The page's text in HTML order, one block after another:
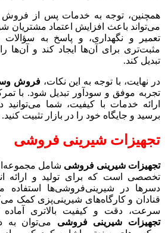
همچنین، توجه به خدمات پس از فروش
می‌تواند باعث افزایش اعتماد مشتریان
تعمیر و نگهداری، و پاسخ به سؤالات
مثبت‌تری برای آن‌ها ایجاد کند و آن‌ها
تبدیل کند.
در نهایت، با توجه به این نکات،فروش
تجربه موفق و سودآور تبدیل شود. با
ارائه خدمات با کیفیت، شما
برسید و جایگاه خود را در بازار تثبیت کنید.
تجهیزات شیرینی فروشی
تجهیزات شیرینی فروشی شامل
تخصصی است که برای تولید و ارائه
دسرها در شیرینی‌فروشی‌ها استفاده
قنادان و کارگاه‌های شیرینی‌پزی کمک
سرعت، دقت و کیفیت بالاتری آماده
تجهیزات شیرینی فروشی می‌توان به